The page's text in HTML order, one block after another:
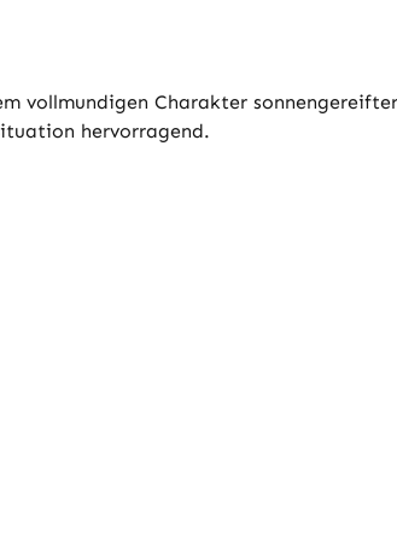
vollmundigen Charakter
hervorragend.